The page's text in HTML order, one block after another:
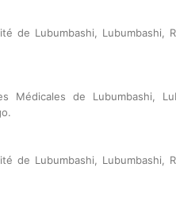
de Lubumbashi, Lubumbashi,
Médicales de Lubumbashi,
de Lubumbashi, Lubumbashi,